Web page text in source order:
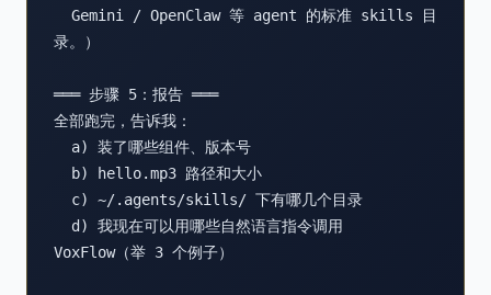
录。）
═══ 步骤 5：报告 ═══
全部跑完，告诉我：
VoxFlow（举 3 个例子）